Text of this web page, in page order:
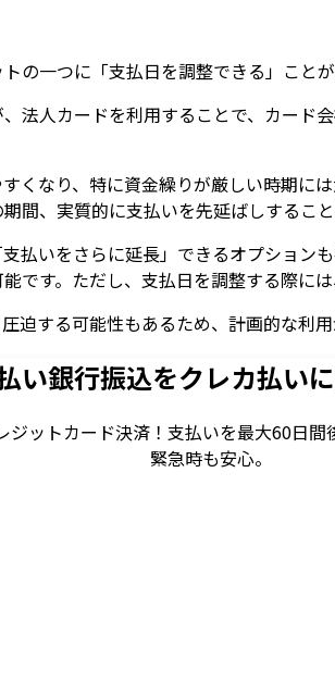
の一つに「支払日を調整できる」ことが
法人カードを利用することで、カード
くなり、特に資金繰りが厳しい時期に
間、実質的に支払いを先延ばしすること
払いをさらに延長」できるオプション
です。ただし、支払日を調整する際に
迫する可能性もあるため、計画的な利用
い銀行振込をクレカ払い
ットカード決済！ 支払いを最大60日間
緊急時も安心。